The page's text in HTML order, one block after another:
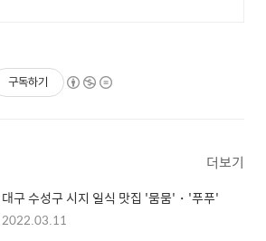
구독하기
더보기
대구 수성구 시지 일식 맛집 '뭄뭄'・'푸푸'
2022.03.11